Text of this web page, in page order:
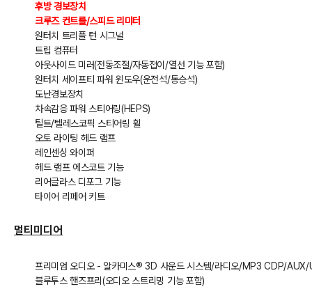
후방 경보장치
크루즈 컨트롤/스피드 리미터
원터치 트리플 턴 시그널
트립 컴퓨터
아웃사이드 미러(전동조절/자동접이/열선 기능 포함)
원터치 세이프티 파워 윈도우(운전석/동승석)
도난경보장치
차속감응 파워 스티어링(HEPS)
틸트/텔레스코픽 스티어링 휠
오토 라이팅 헤드 램프
레인센싱 와이퍼
헤드 램프 에스코트 기능
리어글라스 디포그 기능
타이어 리페어 키트
멀티미디어
프리미엄 오디오 - 알카미스® 3D 사운드 시스템/라디오/MP3 CDP/
블루투스 핸즈프리(오디오 스트리밍 기능 포함)